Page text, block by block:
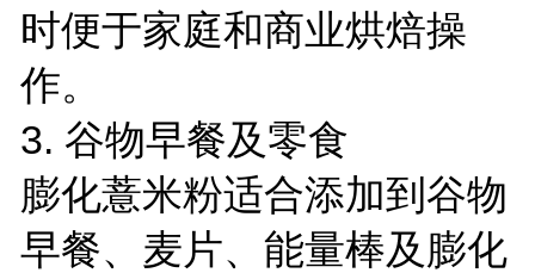
时便于家庭和商业烘焙操
作。
3. 谷物早餐及零食
膨化薏米粉适合添加到谷物
早餐、麦片、能量棒及膨化